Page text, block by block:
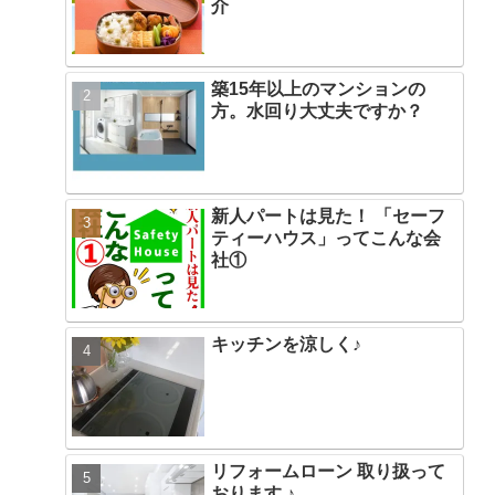
介
築15年以上のマンションの
方。水回り大丈夫ですか？
新人パートは見た！ 「セーフ
ティーハウス」ってこんな会
社①
キッチンを涼しく♪
リフォームローン 取り扱って